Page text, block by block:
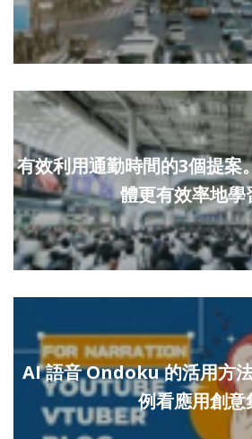
有效利用通勤時間的3個提案
體更有效率地學
AI 語音 Ondoku 的活用方
例看應用創意